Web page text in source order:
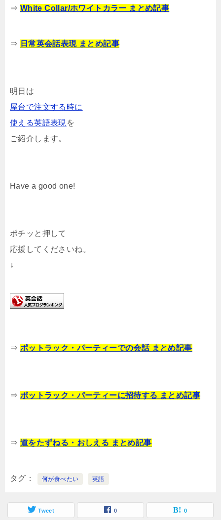
⇒ White Collar/ホワイトカラー まとめ記事
⇒ 日常英会話表現 まとめ記事
明日は
屋台で注文する時に
使える英語表現 を
ご紹介します。
Have a good one!
ポチッと押して
応援してくださいね。
↓
⇒ ポットラック・パーティーでの会話 まとめ記事
⇒ ポットラック・パーティーに招待する まとめ記事
⇒ 道をたずねる・おしえる まとめ記事
タグ 何が食べたい 英語
Tweet 0 0